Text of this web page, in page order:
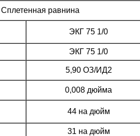
Сплетенная равнина
ЭКГ 75 1/0
ЭКГ 75 1/0
5,90 ОЗ/ИД2
0,008 дюйма
44 на дюйм
31 на дюйм